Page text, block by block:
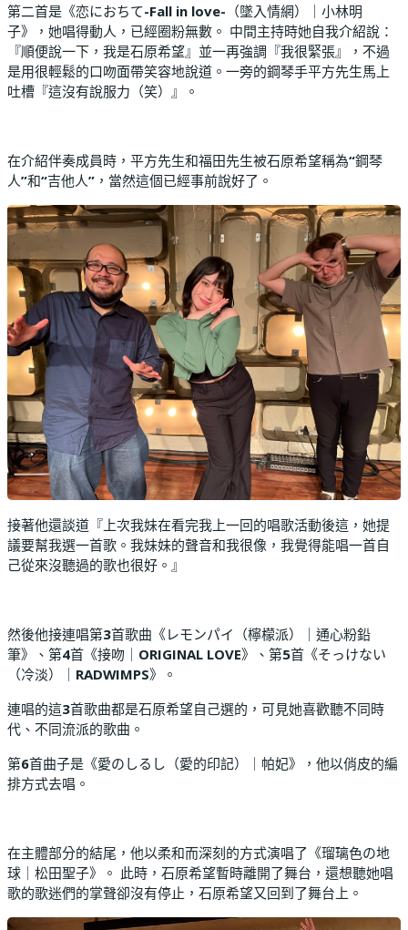
第二首是《恋におちて-Fall in love- （墜入情網）｜小林明
子》，她唱得動人，已經圈粉無數。 中間主持時她自我介紹說：
『順便說一下，我是石原希望』並一再強調『我很緊張』，不過
是用很輕鬆的口吻面帶笑容地說道。一旁的鋼琴手平方先生馬上
吐槽『這沒有說服力（笑）』。
在介紹伴奏成員時，平方先生和福田先生被石原希望稱為“鋼琴
人”和“吉他人” ，當然這個已經事前說好了。
接著他還談道『上次我妹在看完我上一回的唱歌活動後這，她提
議要幫我選一首歌。我妹妹的聲音和我很像，我覺得能唱一首自
己從來沒聽過的歌也很好。』
然後他接連唱第3首歌曲《レモンパイ（檸檬派）｜通心粉鉛
筆》、第4首《接吻｜ ORIGINAL LOVE》、第5首《そっけない
（冷淡）｜ RADWIMPS》。
連唱的這3首歌曲都是石原希望自己選的，可見她喜歡聽不同時
代、不同流派的歌曲。
第6首曲子是《愛のしるし（愛的印記）｜帕妃》，他以俏皮的編
排方式去唱。
在主體部分的結尾，他以柔和而深刻的方式演唱了《瑠璃色の地
球｜松田聖子》。 此時，石原希望暫時離開了舞台，還想聽她唱
歌的歌迷們的掌聲卻沒有停止，石原希望又回到了舞台上。